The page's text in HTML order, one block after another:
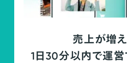
売上が増
1日30分以内で運